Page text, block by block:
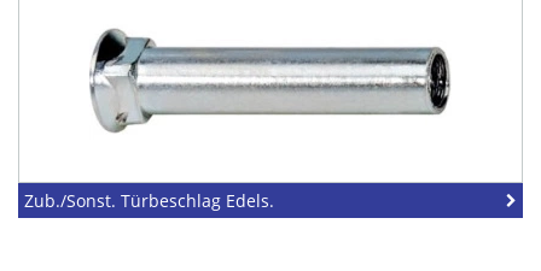
Zub./Sonst. Türbeschlag Edels.